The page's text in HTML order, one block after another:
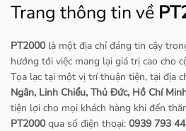
Trang thông tin về
PT2000là một địa chỉ đáng tin cậy
hướng tới việc mang lại giá trị cao cho
Tọa lạc tại một vị trí thuận tiện, tại địa
Ngân, Linh Chiểu, Thủ Đức, Hồ Chí
tiện lợi cho mọi khách hàng khi đến
PT2000qua số điện thoại: 0939 793